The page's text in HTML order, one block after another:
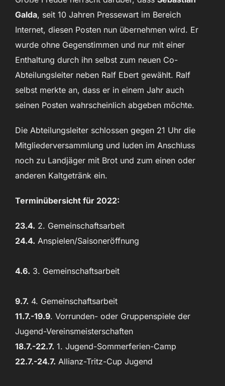
Galda, seit 10 Jahren Pressewart im Bereich
Internet, diesen Posten nun übernehmen wird. Er
wurde ohne Gegenstimmen und nur mit einer
Enthaltung durch ihn selbst zum neuen Co-
Abteilungsleiter neben Ralf Ebert gewählt. Ralf
selbst merkte an, dass er in einem Jahr auch
seinen Posten wahrscheinlich abgeben möchte.
Die Abteilungsleiter schlossen gegen 21 Uhr die
Mitgliederversammlung und luden im Anschluss
noch zu Landjäger mit Brot und zum einen oder
anderen Kaltgetränk ein.
Terminübersicht für 2022:
23.4. 2. Gemeinschaftsarbeit
24.4. Anspielen/Saisoneröffnung
4.6. 3. Gemeinschaftsarbeit
9.7. 4. Gemeinschaftsarbeit
11.7.-19.9. Vorrunden- oder Gruppenspiele der
Jugend-Vereinsmeisterschaften
18.7.-22.7. 1. Jugend-Sommerferien-Camp
22.7.-24.7. Allianz-Tritz-Cup Jugend